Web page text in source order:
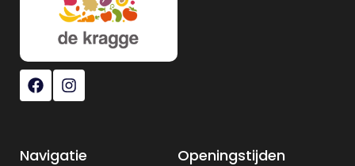
Navigatie Openingstijden